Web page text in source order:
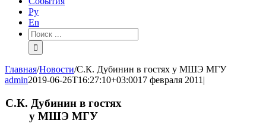
Ру
En
Результат
поиска:
Главная/Новости/С.К. Дубинин в гостях у МШЭ МГУ
admin2019-06-26T16:27:10+03:0017 февраля 2011|
С.К. Дубинин в гостях
у МШЭ МГУ